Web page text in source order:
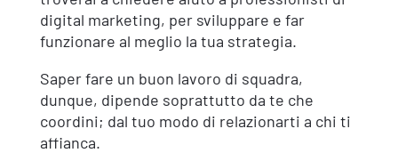
digital marketing, per sviluppare e far
funzionare al meglio la tua strategia.
Saper fare un buon lavoro di squadra,
dunque, dipende soprattutto da te che
coordini; dal tuo modo di relazionarti a chi ti
affianca.